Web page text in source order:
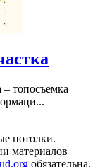
– топосъемка
потолки.
материалов
обязательна.